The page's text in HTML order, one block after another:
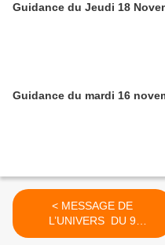
Guidance du Jeudi 18
Guidance du mardi 16
< MESSAGE DE
L’UNIVERS DU 9
SEPTEMBRE 2020